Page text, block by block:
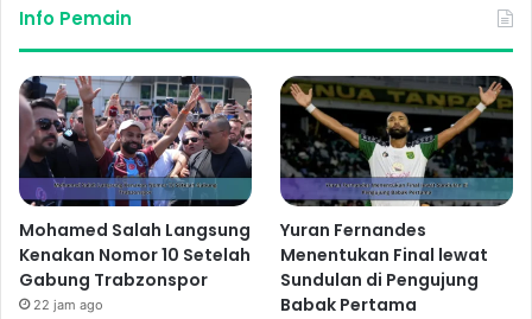
Info Pemain
Mohamed Salah Langsung
Kenakan Nomor 10 Setelah
Gabung Trabzonspor
22 jam ago
Yuran Fernandes
Menentukan Final lewat
Sundulan di Pengujung
Babak Pertama